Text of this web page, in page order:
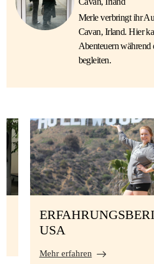
Merle verbringt ihr
Cavan, Irland. Hier
Abenteuern während
begleiten.
USA
Mehr erfahren